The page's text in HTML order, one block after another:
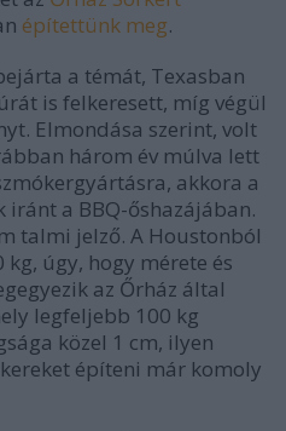
építettünk meg.
a témát, Texasban
is felkeresett, míg végül
Elmondása szerint, volt
három év múlva lett
akkora a
iránt a BBQ-őshazájában.
talmi jelző. A Houstonból
úgy, hogy mérete és
az Őrház által
legfeljebb 100 kg
közel 1 cm, ilyen
építeni már komoly